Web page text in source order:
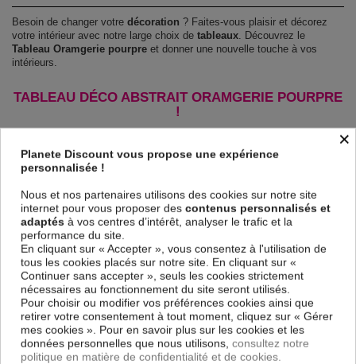
Besoin de changer votre décoration ? Faites-vous plaisir et décorez
votre intérieur avec notre large choix de tableaux. Découvrez le
Tableau Oramgerie pourpre et donner une nouvelle touche à vos
intérieurs.
TABLEAU DÉCO ABSTRAIT ORAMGERIE POURPRE
!
spécial et de haute qualité qui reflète parfaitement les couleurs avec
des détails parfaitement reproduits. Grâce à une impression sur tous les
cotés et une toile tendue sur un châssis fait de matériaux respectueux
de l'environnement, vous pourrez suspendre le tableau immédiatement
sans avoir à l'encadrer.
Le Tableau Abstrait Oramgerie pourpreest résistant aux rayons UV,
inodore et 100 % sûr, parfait même pour la chambre à coucher et la
chambre des enfants.
Notre large choix de tableaux tendances et modernes constituent un
moyen simple et pas cher de donner une nouvelle touche à vos
intérieurs, il y en a pour tous les goût.
Descriptif technique
×
Planete Discount vous propose une expérience
personnalisée !
Nous et nos partenaires utilisons des cookies sur notre site
internet pour vous proposer des contenus personnalisés et
adaptés à vos centres d’intérêt, analyser le trafic et la
performance du site.
En cliquant sur « Accepter », vous consentez à l'utilisation de
tous les cookies placés sur notre site. En cliquant sur «
Continuer sans accepter », seuls les cookies strictement
nécessaires au fonctionnement du site seront utilisés.
Pour choisir ou modifier vos préférences cookies ainsi que
retirer votre consentement à tout moment, cliquez sur « Gérer
mes cookies ». Pour en savoir plus sur les cookies et les
données personnelles que nous utilisons, consultez notre
politique en matière de confidentialité et de cookies.